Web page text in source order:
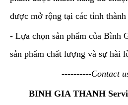
được mở rộng tại các tỉnh thành
- Lựa chọn sản phẩm của Bình
sản phẩm chất lượng và sự hài
----------Contact
BINH GIA THANH